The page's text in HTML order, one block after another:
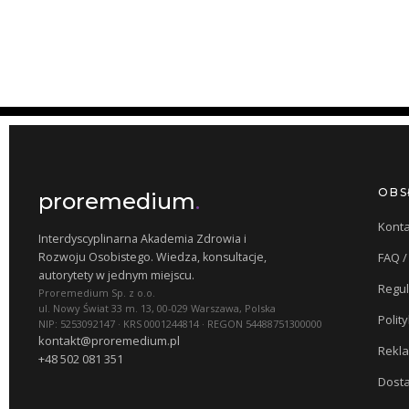
proremedium.
Interdyscyplinarna Akademia Zdrowia i
Rozwoju Osobistego. Wiedza, konsultacje,
autorytety w jednym miejscu.
Proremedium Sp. z o.o.
ul. Nowy Świat 33 m. 13, 00-029 Warszawa, Polska
NIP: 5253092147 · KRS 0001244814 · REGON 54488751300000
kontakt@proremedium.pl
+48 502 081 351
FAQ